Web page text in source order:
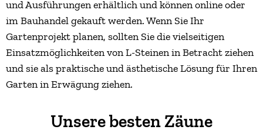
und Ausführungen erhältlich und können online oder
im Bauhandel gekauft werden. Wenn Sie Ihr
Gartenprojekt planen, sollten Sie die vielseitigen
Einsatzmöglichkeiten von L-Steinen in Betracht ziehen
und sie als praktische und ästhetische Lösung für Ihren
Garten in Erwägung ziehen.
Unsere besten Zäune